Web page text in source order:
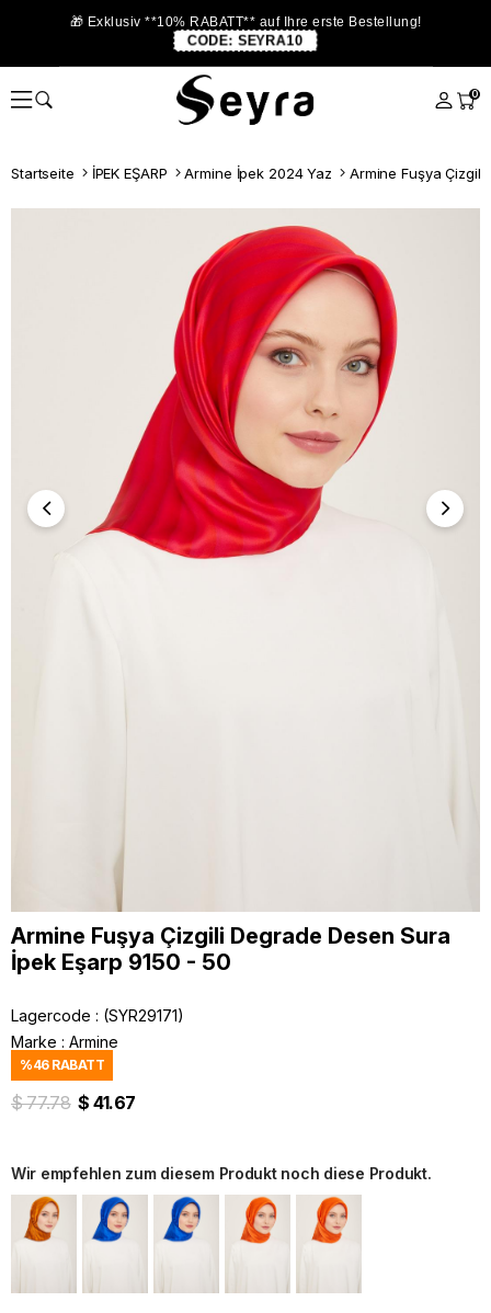
🎁 Exklusiv **10% RABATT** auf Ihre erste Bestellung!
CODE: SEYRA10
0
Startseite İPEK EŞARP Armine İpek 2024 Yaz
Armine Fuşya Çizgili Degrade Desen Sura
İpek Eşarp 9150 - 50
Lagercode
(SYR29171)
Marke : Armine
%46RABATT
$ 77.78 $ 41.67
Wir empfehlen zum diesem Produkt noch diese Produkt.